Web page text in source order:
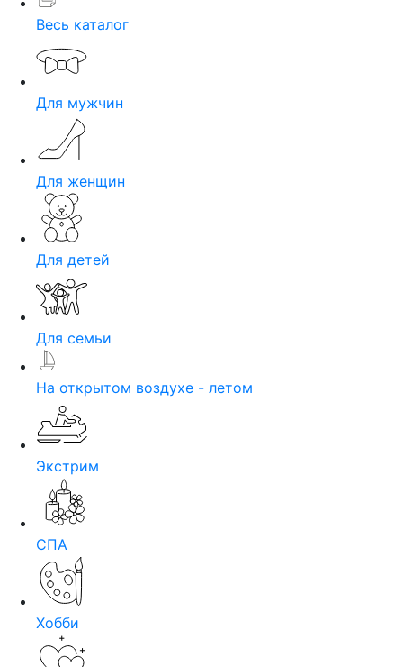
Весь каталог
Для мужчин
Для женщин
Для детей
Для семьи
На открытом воздухе - летом
Экстрим
СПА
Хобби